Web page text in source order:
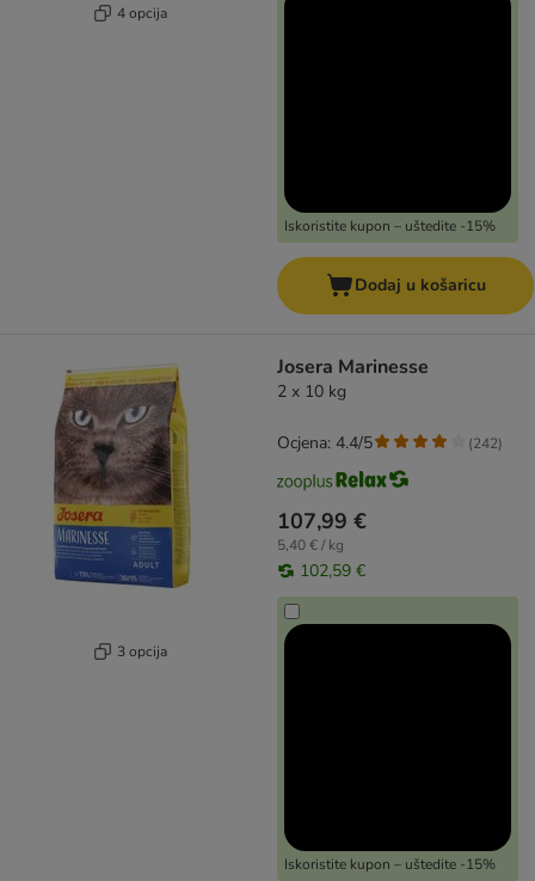
4 opcija
Iskoristite kupon – uštedite -15%
Dodaj u košaricu
3 opcija
Josera Marinesse
2 x 10 kg
107,99 €
5,40 € / kg
102,59 €
Iskoristite kupon – uštedite -15%
Ocjena: 4.4/5 (242)